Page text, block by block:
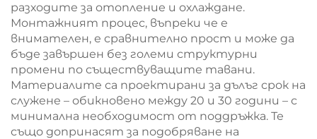
разходите за отопление и охлаждане.
Монтажният процес, въпреки че е
внимателен, е сравнително прост и може да
бъде завършен без големи структурни
промени по съществуващите тавани.
Материалите са проектирани за дълъг срок на
служене – обикновено между 20 и 30 години – с
минимална необходимост от поддръжка. Те
също допринасят за подобряване на